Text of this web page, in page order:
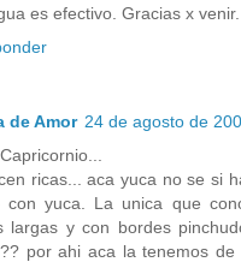
es efectivo. Gracias x venir.
de Amor 24 de agosto de
ricas... aca yuca no se si
con yuca. La unica que
largas y con bordes
por ahi aca la tenemos de